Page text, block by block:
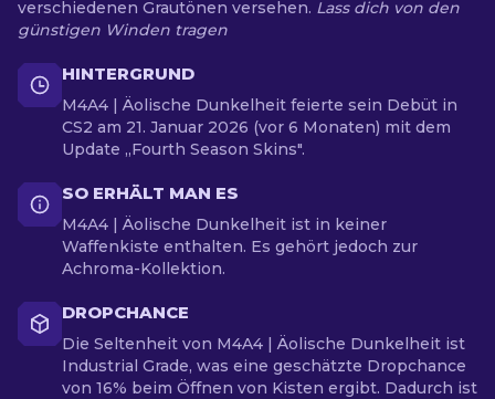
verschiedenen Grautönen versehen. Lass dich von den
günstigen Winden tragen
HINTERGRUND
M4A4 | Äolische Dunkelheit feierte sein Debüt in
CS2 am 21. Januar 2026 (vor 6 Monaten) mit dem
Update „Fourth Season Skins".
SO ERHÄLT MAN ES
M4A4 | Äolische Dunkelheit ist in keiner
Waffenkiste enthalten. Es gehört jedoch zur
Achroma-Kollektion.
DROPCHANCE
Die Seltenheit von M4A4 | Äolische Dunkelheit ist
Industrial Grade, was eine geschätzte Dropchance
von 16% beim Öffnen von Kisten ergibt. Dadurch ist